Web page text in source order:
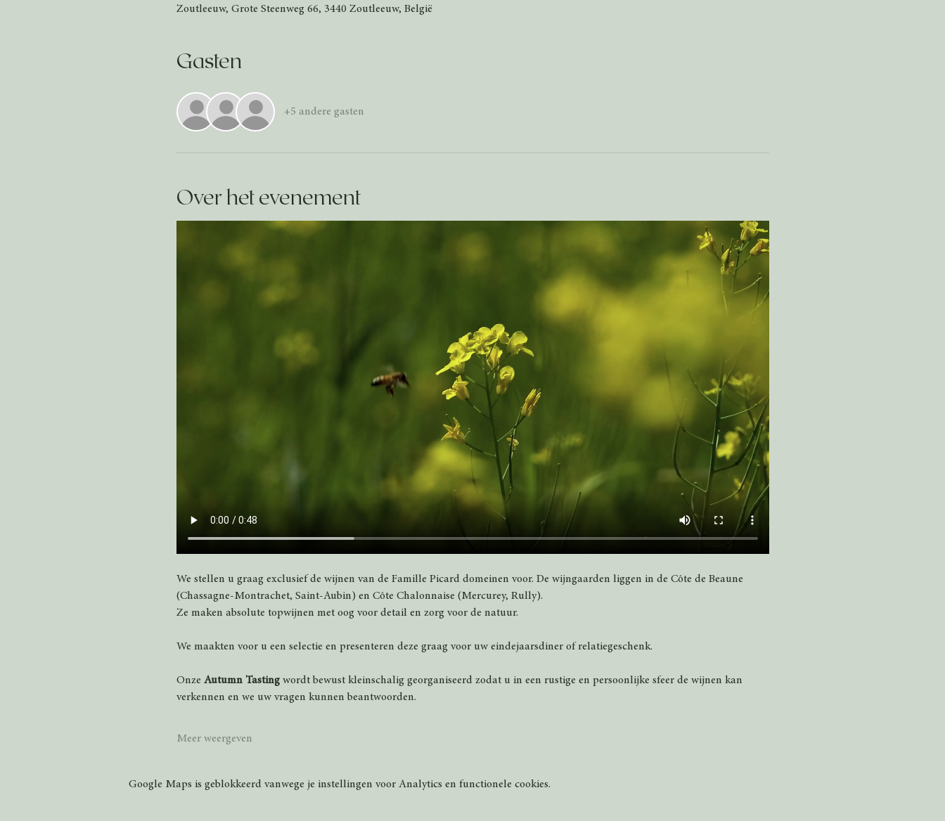
Zoutleeuw, Grote Steenweg 66, 3440 Zoutleeuw, België
Gasten
+5 andere gasten
Over het evenement
We stellen u graag exclusief de wijnen van de Famille Picard domeinen voor. De wijngaarden liggen in de Côte de Beaune
(Chassagne-Montrachet, Saint-Aubin) en Côte Chalonnaise (Mercurey, Rully).
Ze maken absolute topwijnen met oog voor detail en zorg voor de natuur.
We maakten voor u een selectie en presenteren deze graag voor uw eindejaarsdiner of relatiegeschenk.
Onze Autumn Tasting wordt bewust kleinschalig georganiseerd zodat u in een rustige en persoonlijke sfeer de wijnen kan
verkennen en we uw vragen kunnen beantwoorden.
Meer weergeven
Google Maps is geblokkeerd vanwege je instellingen voor Analytics en functionele cookies.